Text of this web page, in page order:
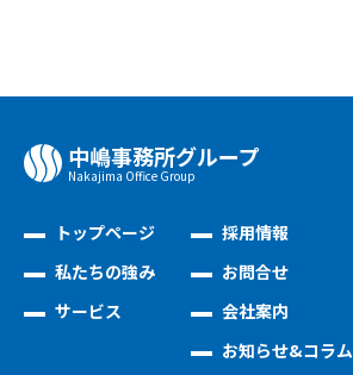
中嶋事務所グループ
Nakajima Oﬃce Group
トップページ
私たちの強み
サービス
採用情報
お問合せ
会社案内
お知らせ&コラム